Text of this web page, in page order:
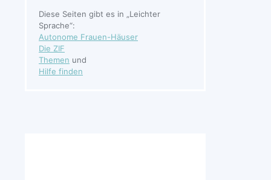
Diese Seiten gibt es in „Leichter
Sprache“:
Autonome Frauen-Häuser
Die ZIF
Themen und
Hilfe finden